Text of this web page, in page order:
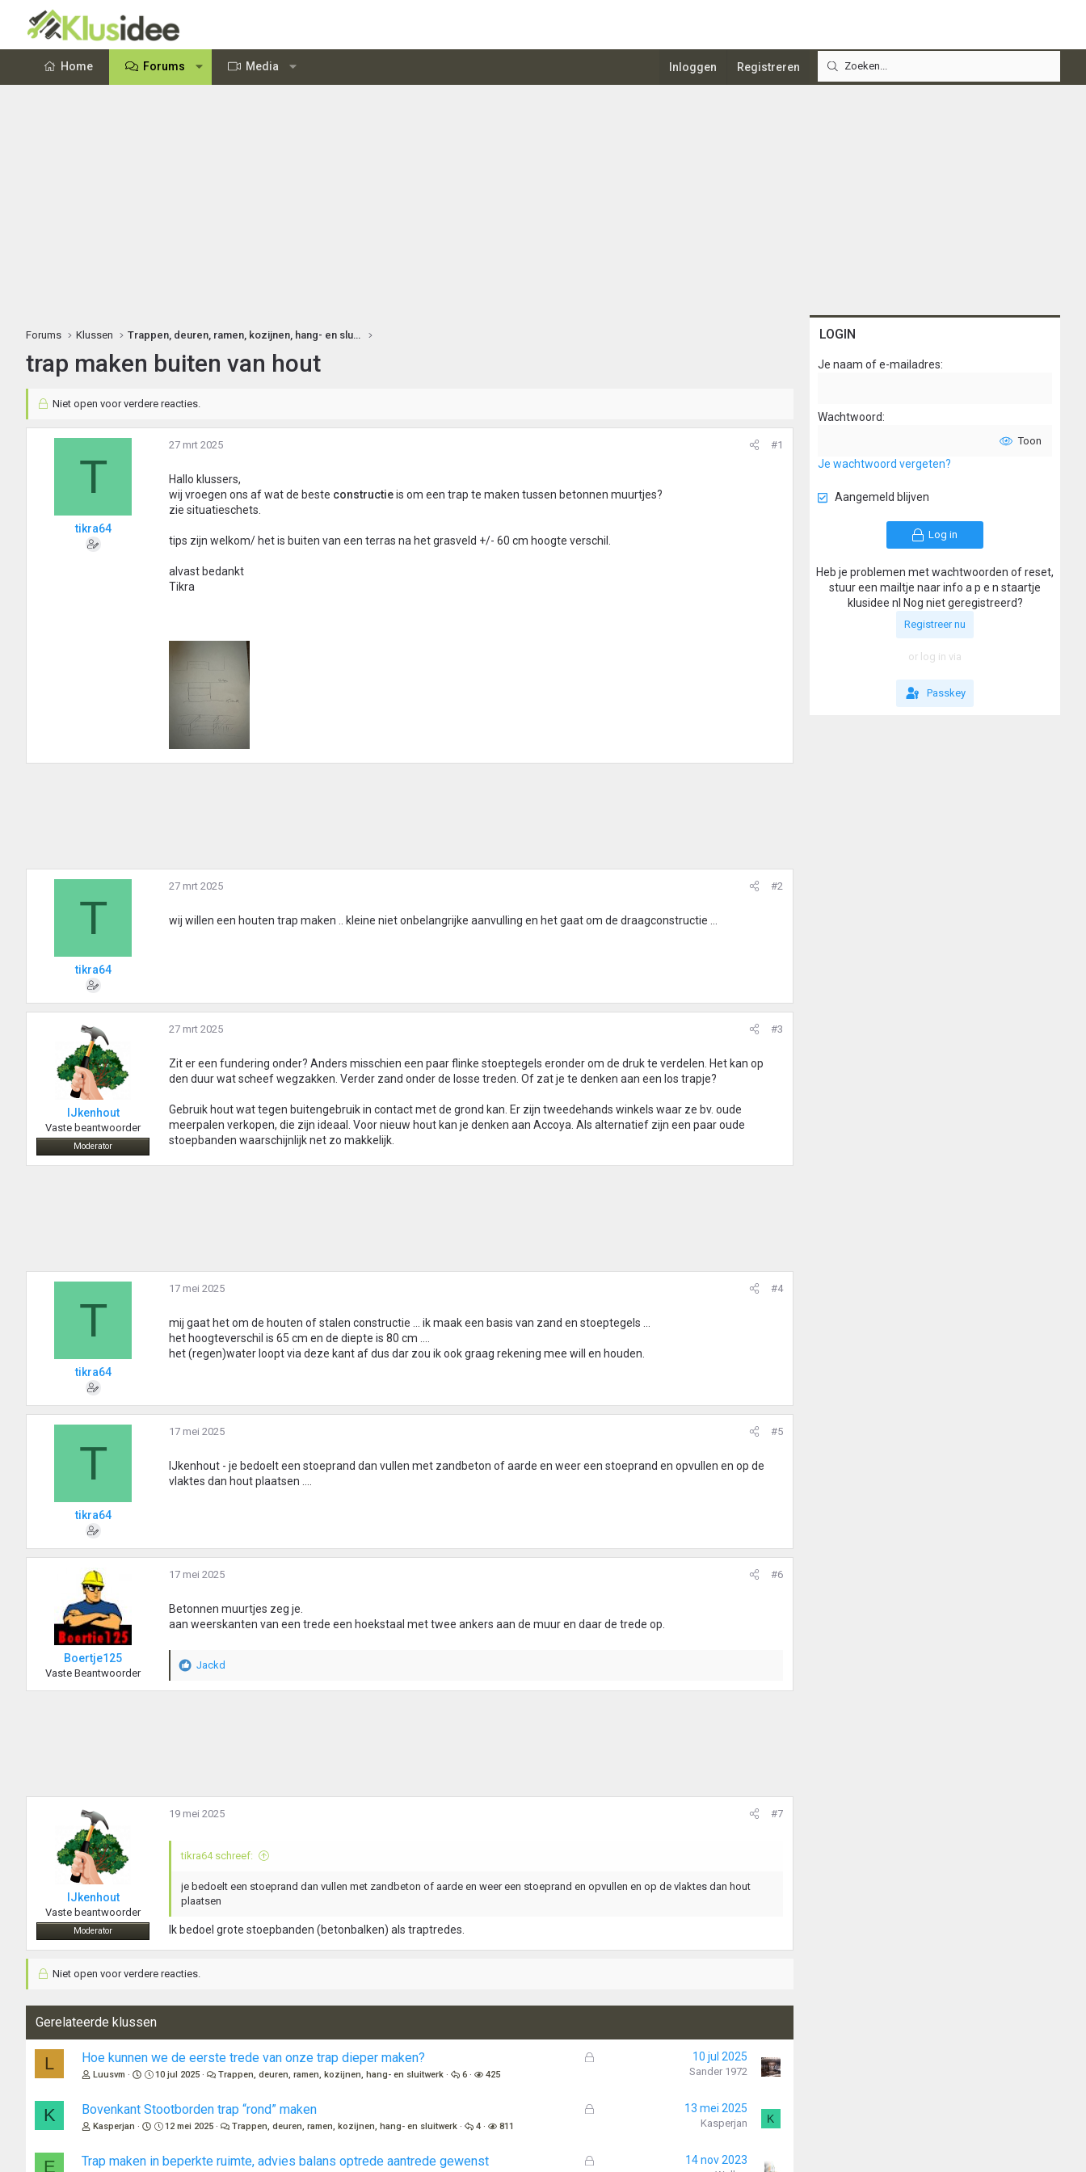
Home Forums Media Inloggen Registreren
Forums Klussen Trappen, deuren, ramen, kozijnen, hang- en sluitwerk
trap maken buiten van hout
Niet open voor verdere reacties.
T
tikra64
27 mrt 2025 #1
Hallo klussers,
wij vroegen ons af wat de beste constructieis om een trap te maken tussen betonnen muurtjes?
zie situatieschets.
tips zijn welkom/ het is buiten van een terras na het grasveld +/- 60 cm hoogte verschil.
alvast bedankt
Tikra
T
tikra64
27 mrt 2025 #2
wij willen een houten trap maken .. kleine niet onbelangrijke aanvulling en het gaat om de draagconstructie ...
IJkenhout
Vaste beantwoorder
Moderator
27 mrt 2025 #3
Zit er een fundering onder? Anders misschien een paar flinke stoeptegels eronder om de druk te verdelen. Het kan op
den duur wat scheef wegzakken. Verder zand onder de losse treden. Of zat je te denken aan een los trapje?
Gebruik hout wat tegen buitengebruik in contact met de grond kan. Er zijn tweedehands winkels waar ze bv. oude
meerpalen verkopen, die zijn ideaal. Voor nieuw hout kan je denken aan Accoya. Als alternatief zijn een paar oude
stoepbanden waarschijnlijk net zo makkelijk.
T
tikra64
17 mei 2025 #4
mij gaat het om de houten of stalen constructie ... ik maak een basis van zand en stoeptegels ...
het hoogteverschil is 65 cm en de diepte is 80 cm ....
het (regen)water loopt via deze kant af dus dar zou ik ook graag rekening mee will en houden.
T
tikra64
17 mei 2025 #5
IJkenhout - je bedoelt een stoeprand dan vullen met zandbeton of aarde en weer een stoeprand en opvullen en op de
vlaktes dan hout plaatsen ....
Boertje125
Vaste Beantwoorder
17 mei 2025 #6
Betonnen muurtjes zeg je.
aan weerskanten van een trede een hoekstaal met twee ankers aan de muur en daar de trede op.
W
e
Jackd
IJkenhout
Vaste beantwoorder
Moderator
19 mei 2025 #7
tikra64 schreef:
je bedoelt een stoeprand dan vullen met zandbeton of aarde en weer een stoeprand en opvullen en op de vlaktes dan hout
plaatsen
Ik bedoel grote stoepbanden (betonbalken) als traptredes.
Niet open voor verdere reacties.
Gerelateerde klussen
L
G
o
n
Hoe kunnen we de eerste trede van onze trap dieper maken?
Luusvm 10 jul 2025 Trappen, deuren, ramen, kozijnen, hang- en sluitwerk 6 425
10 jul 2025
Sander 1972
K
G
o
Bovenkant Stootborden trap “rond” maken
Kasperjan 12 mei 2025 Trappen, deuren, ramen, kozijnen, hang- en sluitwerk 4 811
13 mei 2025
Kasperjan K
E
G
Trap maken in beperkte ruimte, advies balans optrede aantrede gewenst 14 nov 2023
LOGIN
Je naam of e-mailadres
Wachtwoord
Toon
Je wachtwoord vergeten?
Aangemeld blijven
Log in
Heb je problemen met wachtwoorden of reset,
stuur een mailtje naar info a p e n staartje
klusidee nl Nog niet geregistreerd?
Registreer nu
or log in via
Passkey